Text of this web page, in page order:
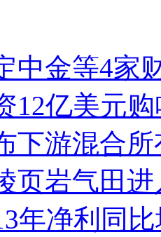
中金等4家
12亿美元
下游混合
页岩气田
年净利同比